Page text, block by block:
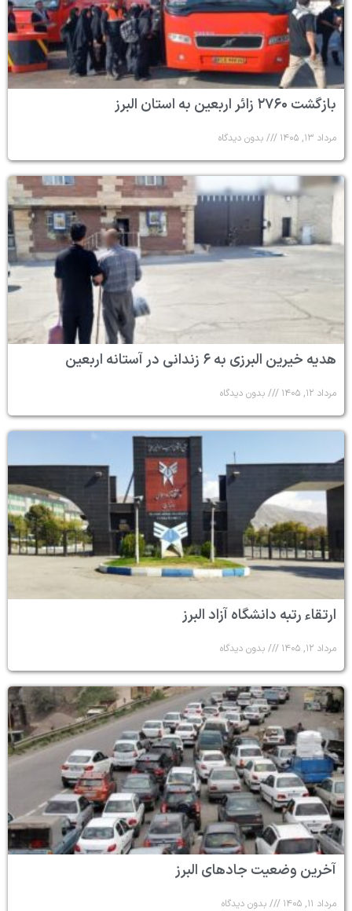
بازگشت ۲۷۶۰ زائر اربعین به استان البرز
مرداد ۱۳, ۱۴۰۵ بدون دیدگاه
هدیه خیرین البرزی به ۶ زندانی در آستانه اربعین
مرداد ۱۲, ۱۴۰۵ بدون دیدگاه
ارتقاء رتبه دانشگاه آزاد البرز
مرداد ۱۲, ۱۴۰۵ بدون دیدگاه
آخرین وضعیت جادهای البرز
مرداد ۱۱, ۱۴۰۵ بدون دیدگاه